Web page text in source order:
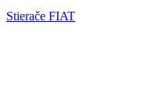
Stierače FIAT